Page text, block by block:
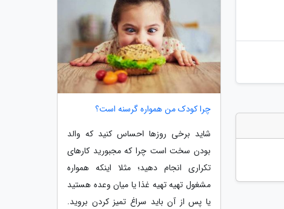
چرا کودک من همواره گرسنه است؟
شاید برخی روزها احساس کنید که والد
بودن سخت است چرا که مجبورید کارهای
تکراری انجام دهید؛ مثلا اینکه همواره
مشغول تهیه تهیه غذا یا میان وعده هستید
یا پس از آن باید سراغ تمیز کردن بروید.